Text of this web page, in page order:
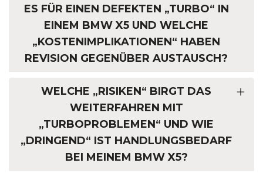
ES FÜR EINEN DEFEKTEN „TURBO“ IN
EINEM BMW X5 UND WELCHE
„KOSTENIMPLIKATIONEN“ HABEN
REVISION GEGENÜBER AUSTAUSCH?
WELCHE „RISIKEN“ BIRGT DAS
WEITERFAHREN MIT
„TURBOPROBLEMEN“ UND WIE
„DRINGEND“ IST HANDLUNGSBEDARF
BEI MEINEM BMW X5?